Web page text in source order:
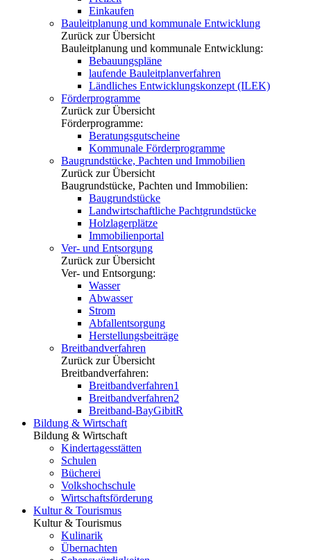
Einkaufen
Bauleitplanung und kommunale Entwicklung
Zurück zur Übersicht
Bauleitplanung und kommunale Entwicklung:
Bebauungspläne
laufende Bauleitplanverfahren
Ländliches Entwicklungskonzept (ILEK)
Förderprogramme
Zurück zur Übersicht
Förderprogramme:
Beratungsgutscheine
Kommunale Förderprogramme
Baugrundstücke, Pachten und Immobilien
Zurück zur Übersicht
Baugrundstücke, Pachten und Immobilien:
Baugrundstücke
Landwirtschaftliche Pachtgrundstücke
Holzlagerplätze
Immobilienportal
Ver- und Entsorgung
Zurück zur Übersicht
Ver- und Entsorgung:
Wasser
Abwasser
Strom
Abfallentsorgung
Herstellungsbeiträge
Breitbandverfahren
Zurück zur Übersicht
Breitbandverfahren:
Breitbandverfahren1
Breitbandverfahren2
Breitband-BayGibitR
Bildung & Wirtschaft
Bildung & Wirtschaft
Kindertagesstätten
Schulen
Bücherei
Volkshochschule
Wirtschaftsförderung
Kultur & Tourismus
Kultur & Tourismus
Kulinarik
Übernachten